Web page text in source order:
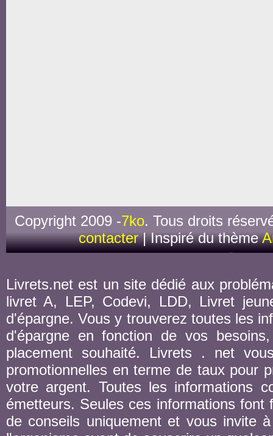
Copyright 2009 -7ko. Tous droits
contacter| Inspiré du thème
Livrets.net est un site dédié aux
livret A, LEP, Codevi, LDD, Livret
d'épargne. Vous y trouverez toutes les
d'épargne en fonction de vos
placement souhaité. Livrets . net
promotionnelles en terme de taux pour
votre argent. Toutes les informations
émetteurs. Seules ces informations
de conseils uniquement et vous invite